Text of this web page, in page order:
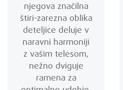
njegova značilna
štiri-zarezna oblika
deteljice deluje v
naravni harmoniji
z vašim telesom,
nežno dviguje
ramena za